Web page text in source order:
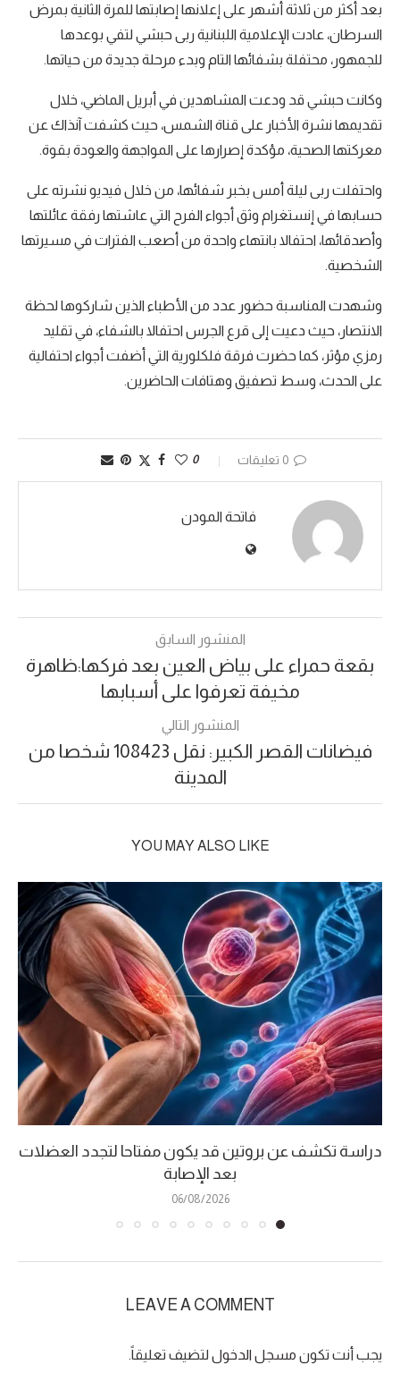
بعد أكثر من ثلاثة أشهر على إعلانها إصابتها للمرة الثانية بمرض
السرطان، عادت الإعلامية اللبنانية ربى حبشي لتفي بوعدها
للجمهور، محتفلة بشفائها التام وبدء مرحلة جديدة من حياتها.
وكانت حبشي قد ودعت المشاهدين في أبريل الماضي، خلال
تقديمها نشرة الأخبار على قناة الشمس، حيث كشفت آنذاك عن
معركتها الصحية، مؤكدة إصرارها على المواجهة والعودة بقوة.
واحتفلت ربى ليلة أمس بخبر شفائها، من خلال فيديو نشرته على
حسابها في إنستغرام وثق أجواء الفرح التي عاشتها رفقة عائلتها
وأصدقائها، احتفالا بانتهاء واحدة من أصعب الفترات في مسيرتها
الشخصية.
وشهدت المناسبة حضور عدد من الأطباء الذين شاركوها لحظة
الانتصار، حيث دعيت إلى قرع الجرس احتفالا بالشفاء، في تقليد
رمزي مؤثر، كما حضرت فرقة فلكلورية التي أضفت أجواء احتفالية
على الحدث، وسط تصفيق وهتافات الحاضرين.
0 تعليقات 0
فاتحة المودن
المنشور السابق
بقعة حمراء على بياض العين بعد فركها:ظاهرة
مخيفة تعرفوا على أسبابها
المنشور التالي
فيضانات القصر الكبير: نقل 108423 شخصا من
المدينة
YOU MAY ALSO LIKE
دراسة تكشف عن بروتين قد يكون مفتاحا لتجدد العضلات
بعد الإصابة
06/08/2026
LEAVE A COMMENT
يجب أنت تكون مسجل الدخول لتضيف تعليقاً.